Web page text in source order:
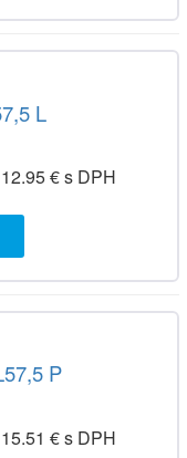
L
12.95 € s DPH
P
15.51 € s DPH